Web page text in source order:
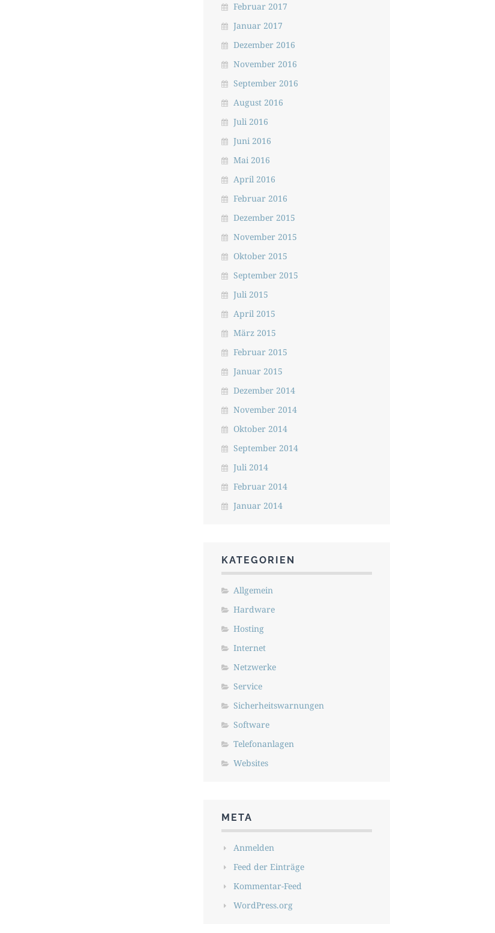
Februar 2017
Januar 2017
Dezember 2016
November 2016
September 2016
August 2016
Juli 2016
Juni 2016
Mai 2016
April 2016
Februar 2016
Dezember 2015
November 2015
Oktober 2015
September 2015
Juli 2015
April 2015
März 2015
Februar 2015
Januar 2015
Dezember 2014
November 2014
Oktober 2014
September 2014
Juli 2014
Februar 2014
Januar 2014
KATEGORIEN
Allgemein
Hardware
Hosting
Internet
Netzwerke
Service
Sicherheitswarnungen
Software
Telefonanlagen
Websites
META
Anmelden
Feed der Einträge
Kommentar-Feed
WordPress.org